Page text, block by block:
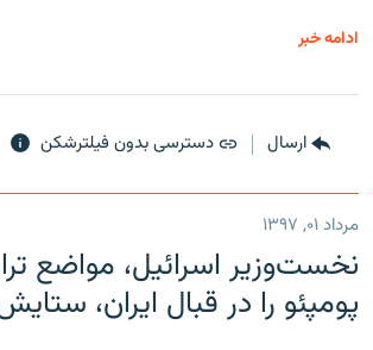
ادامه خبر
ارسال دسترسی بدون فیلترشکن
مرداد ۰۱, ۱۳۹۷
نخست‌وزیر اسرائیل، مواضع
پومپئو را در قبال ایران،